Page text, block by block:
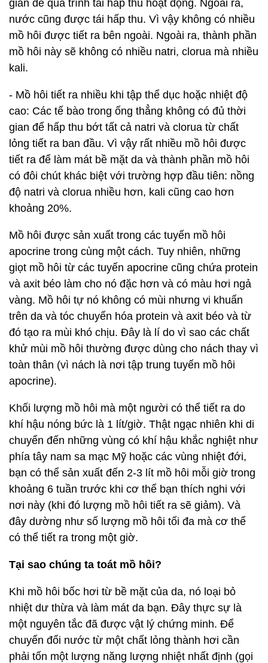
gian để quá trình tái hấp thu hoạt động. Ngoài ra,
nước cũng được tái hấp thu. Vì vậy không có nhiều
mồ hôi được tiết ra bên ngoài. Ngoài ra, thành phần
mồ hôi này sẽ không có nhiều natri, clorua mà nhiều
kali.
- Mồ hôi tiết ra nhiều khi tập thể dục hoặc nhiệt độ
cao: Các tế bào trong ống thẳng không có đủ thời
gian để hấp thu bớt tất cả natri và clorua từ chất
lỏng tiết ra ban đầu. Vì vậy rất nhiều mồ hôi được
tiết ra để làm mát bề mặt da và thành phần mồ hôi
có đôi chút khác biệt với trường hợp đầu tiên: nồng
độ natri và clorua nhiều hơn, kali cũng cao hơn
khoảng 20%.
Mồ hôi được sản xuất trong các tuyến mồ hôi
apocrine trong cùng một cách. Tuy nhiên, những
giọt mồ hôi từ các tuyến apocrine cũng chứa protein
và axit béo làm cho nó đặc hơn và có màu hơi ngả
vàng. Mồ hôi tự nó không có mùi nhưng vi khuẩn
trên da và tóc chuyển hóa protein và axit béo và từ
đó tạo ra mùi khó chịu. Đây là lí do vì sao các chất
khử mùi mồ hôi thường được dùng cho nách thay vì
toàn thân (vì nách là nơi tập trung tuyến mồ hôi
apocrine).
Khối lượng mồ hôi mà một người có thể tiết ra do
khí hậu nóng bức là 1 lít/giờ. Thật ngạc nhiên khi di
chuyển đến những vùng có khí hậu khắc nghiệt như
phía tây nam sa mạc Mỹ hoặc các vùng nhiệt đới,
bạn có thể sản xuất đến 2-3 lít mồ hôi mỗi giờ trong
khoảng 6 tuần trước khi cơ thể bạn thích nghi với
nơi này (khi đó lượng mồ hôi tiết ra sẽ giảm). Và
đây dường như số lượng mồ hôi tối đa mà cơ thể
có thể tiết ra trong một giờ.
Tại sao chúng ta toát mồ hôi?
Khi mồ hôi bốc hơi từ bề mặt của da, nó loại bỏ
nhiệt dư thừa và làm mát da bạn. Đây thực sự là
một nguyên tắc đã được vật lý chứng minh. Để
chuyển đổi nước từ một chất lỏng thành hơi cần
phải tốn một lượng năng lượng nhiệt nhất định (gọi